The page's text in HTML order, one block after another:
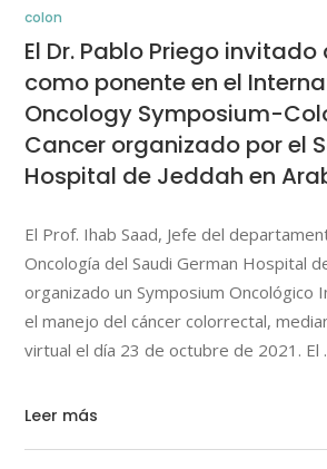
colon
El Dr. Pablo Priego
como ponente en el
Oncology Symposium-
Cancer organizado por el
Hospital de Jeddah en
El Prof. Ihab Saad, Jefe del
Oncología del Saudi German Hospital
organizado un Symposium Oncológico
el manejo del cáncer colorrectal,
virtual el día 23 de octubre de 2021. El
Leer más